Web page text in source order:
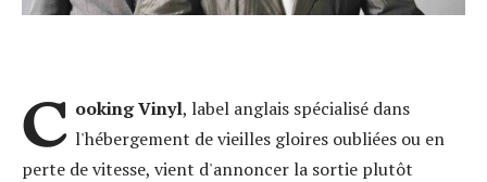
C ooking Vinyl, label anglais spécialisé dans
l'hébergement de vieilles gloires oubliées ou en
perte de vitesse, vient d'annoncer la sortie plutôt